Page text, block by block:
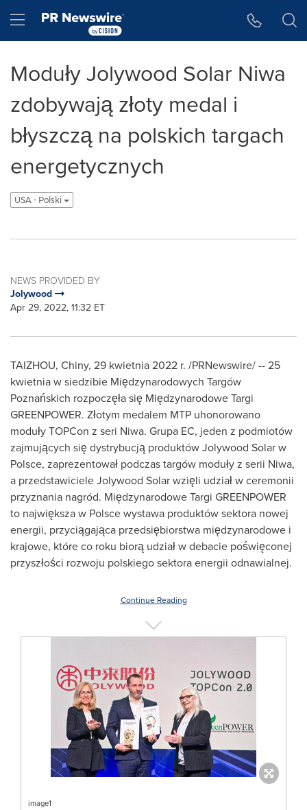
Hamburger menu
Moduły Jolywood Solar Niwa
zdobywają złoty medal i
błyszczą na polskich targach
energetycznych
USA - Polski
NEWS PROVIDED BY
Jolywood
Apr 29, 2022, 11:32 ET
TAIZHOU, Chiny, 29 kwietnia 2022 r. /PRNewswire/ -- 25
kwietnia w siedzibie Międzynarodowych Targów
Poznańskich rozpoczęła się Międzynarodowe Targi
GREENPOWER. Złotym medalem MTP uhonorowano
moduły TOPCon z seri Niwa. Grupa EC, jeden z podmiotów
zajmujących się dystrybucją produktów Jolywood Solar w
Polsce, zaprezentował podczas targów moduły z serii Niwa,
a przedstawiciele Jolywood Solar wzięli udział w ceremonii
przyznania nagród. Międzynarodowe Targi GREENPOWER
to największa w Polsce wystawa produktów sektora nowej
energii, przyciągająca przedsiębiorstwa międzynarodowe i
krajowe, które co roku biorą udział w debacie poświęconej
przyszłości rozwoju polskiego sektora energii odnawialnej.
Continue Reading
image1